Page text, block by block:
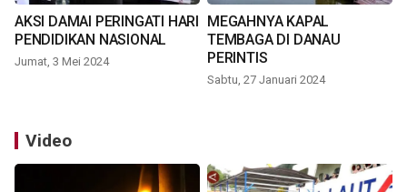
AKSI DAMAI PERINGATI HARI
PENDIDIKAN NASIONAL
Jumat, 3 Mei 2024
MEGAHNYA KAPAL
TEMBAGA DI DANAU
PERINTIS
Sabtu, 27 Januari 2024
Video